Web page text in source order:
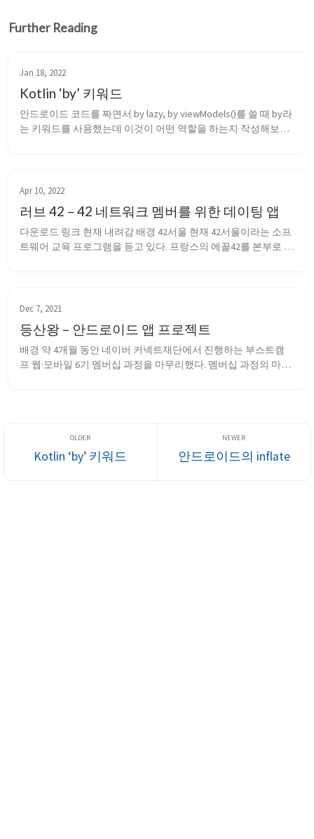
Further Reading
Jan 18, 2022
Kotlin ‘by’ 키워드
안드로이드 코드를 짜면서 by lazy, by viewModels()를 쓸 때 by라
는 키워드를 사용했는데 이것이 어떤 역할을 하는지 작성해보려
Apr 10, 2022
러브 42 – 42 네트워크 멤버를 위한 데이팅 앱
다운로드 링크 현재 내려감 배경 42서울 현재 42서울이라는 소프
트웨어 교육 프로그램을 듣고 있다. 프랑스의 에꼴42를 본부로 전
버만 이용...
Dec 7, 2021
등산왕 – 안드로이드 앱 프로젝트
배경 약 4개월 동안 네이버 커넥트재단에서 진행하는 부스트캠
프 웹·모바일 6기 멤버십 과정을 마무리했다. 멤버십 과정의 마지
Kotlin ‘by’ 키워드 안드로이드의 inflate